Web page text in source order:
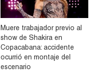
Muere trabajador previo al
show de Shakira en
Copacabana: accidente
ocurrió en montaje del
escenario